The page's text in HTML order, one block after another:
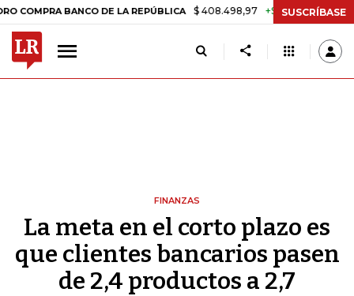
BANCO DE LA REPÚBLICA $ 408.498,97 +$ 8.753,81 +2,19%
SUSCRÍBASE
FINANZAS
La meta en el corto plazo es
que clientes bancarios pasen
de 2,4 productos a 2,7